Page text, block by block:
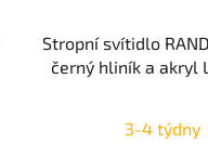
Stropní svítidlo
černý hliník a akryl
3-4 týdny